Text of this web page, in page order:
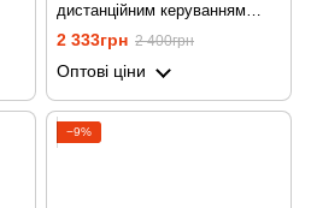
дистанційним керуванням
Flytec V005, радіокерована
іграшка
2 333грн 2 400грн
Оптові ціни
−9%